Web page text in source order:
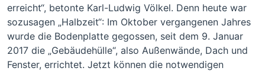
erreicht“, betonte Karl-Ludwig Völkel. Denn heute war
sozusagen „Halbzeit“: Im Oktober vergangenen Jahres
wurde die Bodenplatte gegossen, seit dem 9. Januar
2017 die „Gebäudehülle“, also Außenwände, Dach und
Fenster, errichtet. Jetzt können die notwendigen